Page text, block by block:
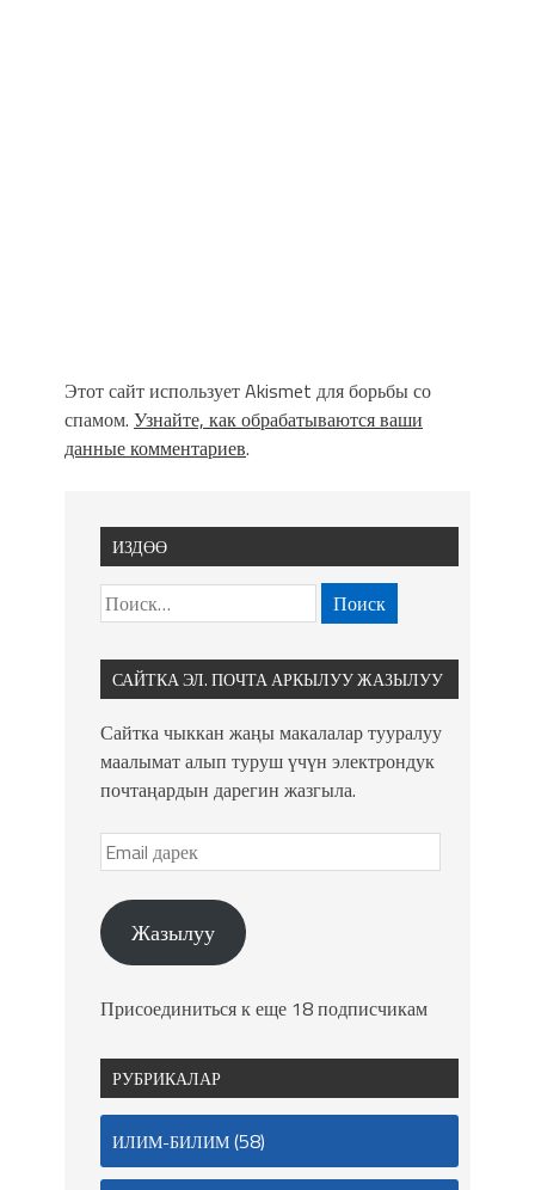
Этот сайт использует Akismet для борьбы со
спамом. Узнайте, как обрабатываются ваши
данные комментариев.
ИЗДӨӨ
САЙТКА ЭЛ. ПОЧТА АРКЫЛУУ ЖАЗЫЛУУ
Сайтка чыккан жаңы макалалар тууралуу
маалымат алып туруш үчүн электрондук
почтаңардын дарегин жазгыла.
Жазылуу
Присоединиться к еще 18 подписчикам
РУБРИКАЛАР
ИЛИМ-БИЛИМ(58)